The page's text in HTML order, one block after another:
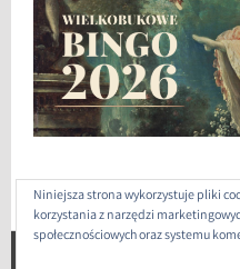
Niniejsza strona wykorzystuje pliki
korzystania z narzędzi
społecznościowych oraz systemu